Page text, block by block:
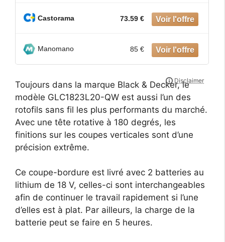
Castorama 73.59 €
Manomano 85 €
Toujours dans la marque Black & Decker, le
modèle GLC1823L20-QW est aussi l’un des
rotofils sans fil les plus performants du marché.
Avec une tête rotative à 180 degrés, les
finitions sur les coupes verticales sont d’une
précision extrême.
Ce coupe-bordure est livré avec 2 batteries au
lithium de 18 V, celles-ci sont interchangeables
afin de continuer le travail rapidement si l’une
d’elles est à plat. Par ailleurs, la charge de la
batterie peut se faire en 5 heures.